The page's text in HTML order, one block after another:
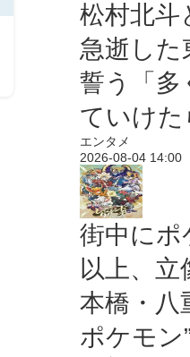
松村北斗
急逝した
誓う「多
ていけた
エンタメ
2026-08-04 14:00
街中にポ
以上、
本橋・八
ポケモン